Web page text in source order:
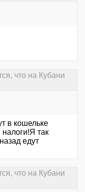
что на Кубани
в кошельке
так
едут
что на Кубани